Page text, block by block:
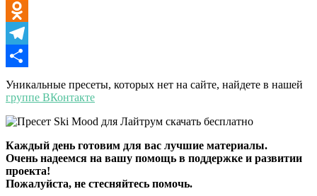
Facebook
Odnoklassniki
Telegram
Отправить
Уникальные пресеты, которых нет на сайте, найдете в нашей
группе ВКонтакте
Каждый день готовим для вас лучшие материалы.
Очень надеемся на вашу помощь в поддержке и развитии
проекта!
Пожалуйста, не стесняйтесь помочь.